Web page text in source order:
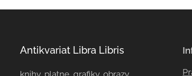
Antikvariat Libra Libris
knihy, platne, grafiky, obrazy, ...